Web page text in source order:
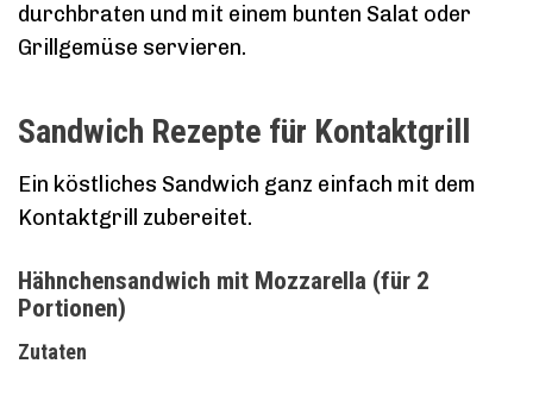
durchbraten und mit einem bunten Salat oder
Grillgemüse servieren.
Sandwich Rezepte für Kontaktgrill
Ein köstliches Sandwich ganz einfach mit dem
Kontaktgrill zubereitet.
Hähnchensandwich mit Mozzarella (für 2
Portionen)
Zutaten